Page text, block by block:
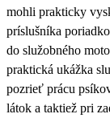
mohli prakticky
príslušníka
do služobného
praktická ukážka
pozrieť prácu
látok a taktiež pri